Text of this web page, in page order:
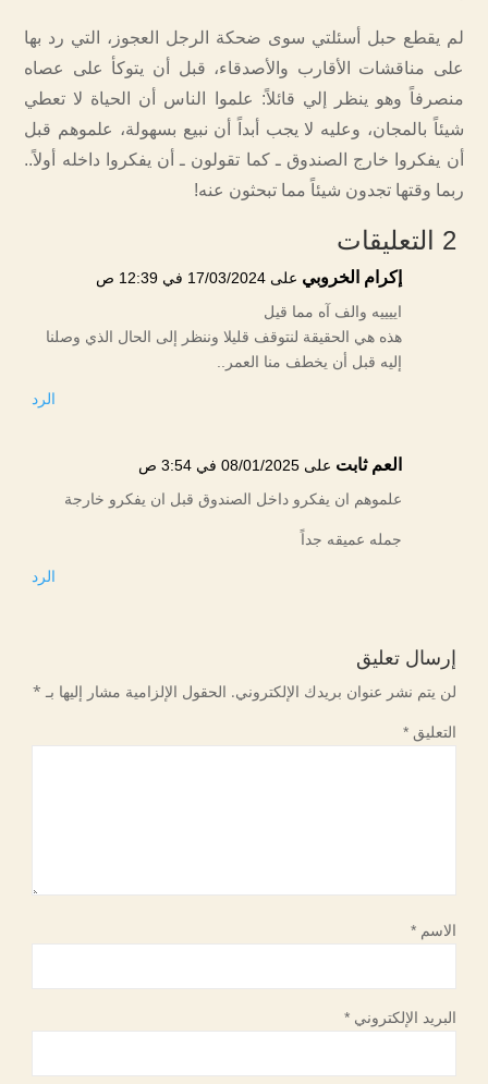
لم يقطع حبل أسئلتي سوى ضحكة الرجل العجوز، التي رد بها
على مناقشات الأقارب والأصدقاء، قبل أن يتوكأ على عصاه
منصرفاً وهو ينظر إلي قائلاً: علموا الناس أن الحياة لا تعطي
شيئاً بالمجان، وعليه لا يجب أبداً أن نبيع بسهولة، علموهم قبل
أن يفكروا خارج الصندوق ـ كما تقولون ـ أن يفكروا داخله أولاً..
ربما وقتها تجدون شيئاً مما تبحثون عنه!
2 التعليقات
إكرام الخروبي على 17/03/2024 في 12:39 ص
اييييه والف آه مما قيل
هذه هي الحقيقة لنتوقف قليلا وننظر إلى الحال الذي وصلنا
إليه قبل أن يخطف منا العمر..
الرد
العم ثابت على 08/01/2025 في 3:54 ص
علموهم ان يفكرو داخل الصندوق قبل ان يفكرو خارجة
جمله عميقه جداً
الرد
إرسال تعليق
لن يتم نشر عنوان بريدك الإلكتروني. الحقول الإلزامية مشار إليها بـ *
التعليق*
الاسم*
البريد الإلكتروني*